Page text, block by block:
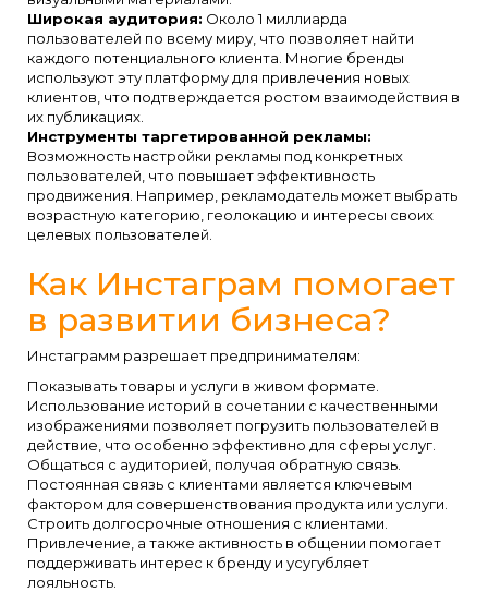
Широкая аудитория: Около 1 миллиарда
пользователей по всему миру, что позволяет найти
каждого потенциального клиента. Многие бренды
используют эту платформу для привлечения новых
клиентов, что подтверждается ростом взаимодействия в
их публикациях.
Инструменты таргетированной рекламы:
Возможность настройки рекламы под конкретных
пользователей, что повышает эффективность
продвижения. Например, рекламодатель может выбрать
возрастную категорию, геолокацию и интересы своих
целевых пользователей.
Как Инстаграм помогает
в развитии бизнеса?
Инстаграмм разрешает предпринимателям:
Показывать товары и услуги в живом формате.
Использование историй в сочетании с качественными
изображениями позволяет погрузить пользователей в
действие, что особенно эффективно для сферы услуг.
Общаться с аудиторией, получая обратную связь.
Постоянная связь с клиентами является ключевым
фактором для совершенствования продукта или услуги.
Строить долгосрочные отношения с клиентами.
Привлечение, а также активность в общении помогает
поддерживать интерес к бренду и усугубляет
лояльность.